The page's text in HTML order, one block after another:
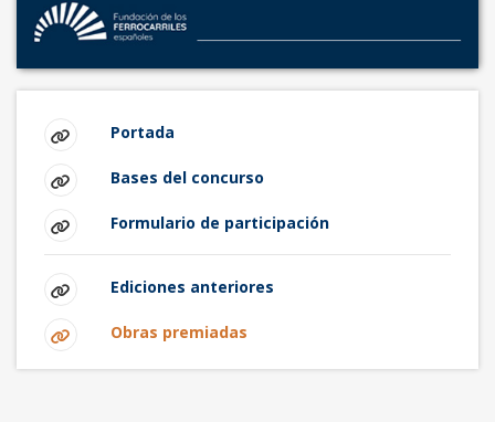
Portada
Bases del concurso
Formulario de participación
Ediciones anteriores
Obras premiadas